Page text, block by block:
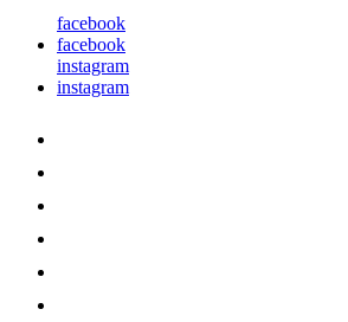
facebook
facebook
instagram
instagram